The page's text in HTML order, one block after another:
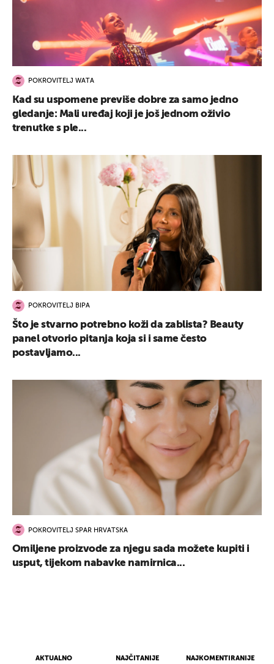
AKTUALNO NAJČITANIJE NAJKOMENTIRANIJE
POKROVITELJ WATA
Kad su uspomene previše dobre za samo jedno
gledanje: Mali uređaj koji je još jednom oživio
trenutke s ple...
POKROVITELJ BIPA
Što je stvarno potrebno koži da zablista? Beauty
panel otvorio pitanja koja si i same često
postavljamo...
POKROVITELJ SPAR HRVATSKA
Omiljene proizvode za njegu sada možete kupiti i
usput, tijekom nabavke namirnica...